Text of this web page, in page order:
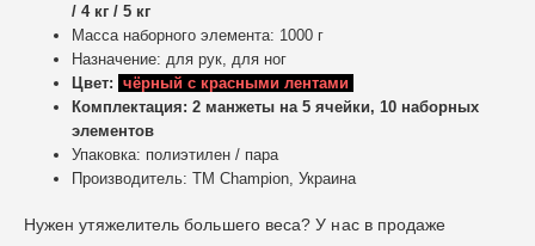
/ 4 кг / 5 кг
Масса наборного элемента: 1000 г
Назначение: для рук, для ног
Цвет: чёрный с красными лентами
Комплектация: 2 манжеты на 5 ячейки, 10 наборных
элементов
Упаковка: полиэтилен / пара
Производитель: ТМ Champion, Украина
Нужен утяжелитель большего веса? У нас в продаже